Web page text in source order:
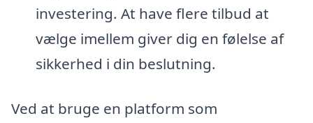
investering. At have flere tilbud at
vælge imellem giver dig en følelse af
sikkerhed i din beslutning.
Ved at bruge en platform som